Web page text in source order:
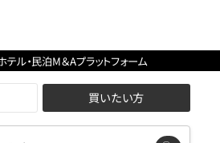
ル・民泊M＆Aプラットフォーム
買いたい方